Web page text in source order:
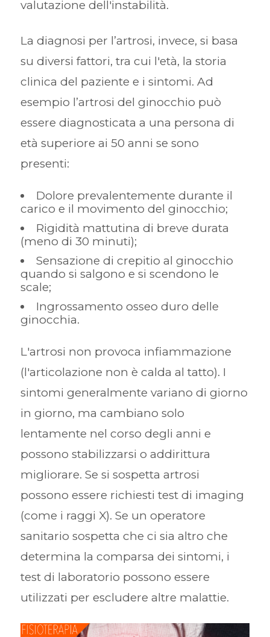
valutazione dell'instabilità.
La diagnosi per l’artrosi, invece, si basa
su diversi fattori, tra cui l'età, la storia
clinica del paziente e i sintomi. Ad
esempio l’artrosi del ginocchio può
essere diagnosticata a una persona di
età superiore ai 50 anni se sono
presenti:
Dolore prevalentemente durante il
carico e il movimento del ginocchio;
Rigidità mattutina di breve durata
(meno di 30 minuti);
Sensazione di crepitio al ginocchio
quando si salgono e si scendono le
scale;
Ingrossamento osseo duro delle
ginocchia.
L'artrosi non provoca infiammazione
(l'articolazione non è calda al tatto). I
sintomi generalmente variano di giorno
in giorno, ma cambiano solo
lentamente nel corso degli anni e
possono stabilizzarsi o addirittura
migliorare. Se si sospetta artrosi
possono essere richiesti test di imaging
(come i raggi X). Se un operatore
sanitario sospetta che ci sia altro che
determina la comparsa dei sintomi, i
test di laboratorio possono essere
utilizzati per escludere altre malattie.